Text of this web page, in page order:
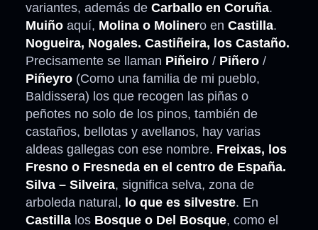
variantes, además de Carballo en Coruña.
Muiño aquí, Molina o Molinero en Castilla.
Nogueira, Nogales. Castiñeira, los Castaño.
Precisamente se llaman Piñeiro / Piñero /
Piñeyro (Como una familia de mi pueblo,
Baldissera) los que recogen las piñas o
peñotes no solo de los pinos, también de
castaños, bellotas y avellanos, hay varias
aldeas gallegas con ese nombre. Freixas, los
Fresno o Fresneda en el centro de España.
Silva – Silveira, significa selva, zona de
arboleda natural, lo que es silvestre. En
Castilla los Bosque o Del Bosque, como el